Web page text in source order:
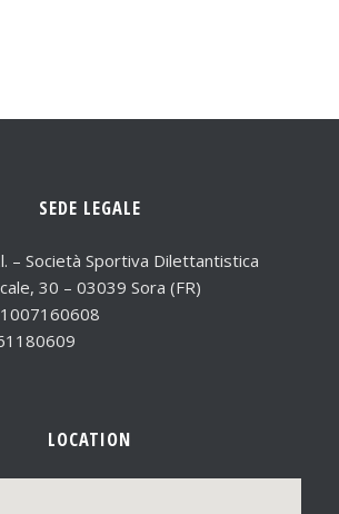
SEDE LEGALE
– Società Sportiva Dilettantistica
30 – 03039 Sora (FR)
LOCATION